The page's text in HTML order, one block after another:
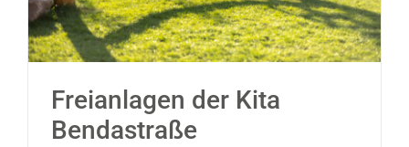
Freianlagen der Kita
Bendastraße